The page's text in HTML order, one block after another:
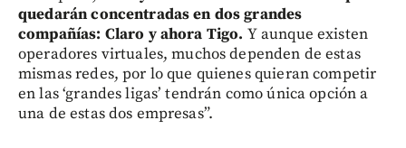
quedarán concentradas en dos grandes
compañías: Claro y ahora Tigo. Y aunque existen
operadores virtuales, muchos dependen de estas
mismas redes, por lo que quienes quieran competir
en las ‘grandes ligas’ tendrán como única opción a
una de estas dos empresas”.